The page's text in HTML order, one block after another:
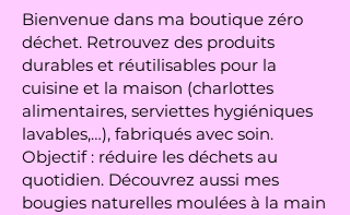
Bienvenue dans ma boutique zéro
déchet. Retrouvez des produits
durables et réutilisables pour la
cuisine et la maison (charlottes
alimentaires, serviettes hygiéniques
lavables,…), fabriqués avec soin.
Objectif : réduire les déchets au
quotidien. Découvrez aussi mes
bougies naturelles moulées à la main